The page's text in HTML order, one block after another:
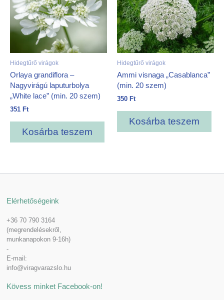
Hidegtűrő virágok
Orlaya grandiflora –
Nagyvirágú laputurbolya
„White lace” (min. 20 szem)
351 Ft
Kosárba teszem
Hidegtűrő virágok
Ammi visnaga „Casablanca”
(min. 20 szem)
350 Ft
Kosárba teszem
Elérhetőségeink
+36 70 790 3164
(megrendelésekről,
munkanapokon 9-16h)
-
E-mail:
info@viragvarazslo.hu
Kövess minket Facebook-on!